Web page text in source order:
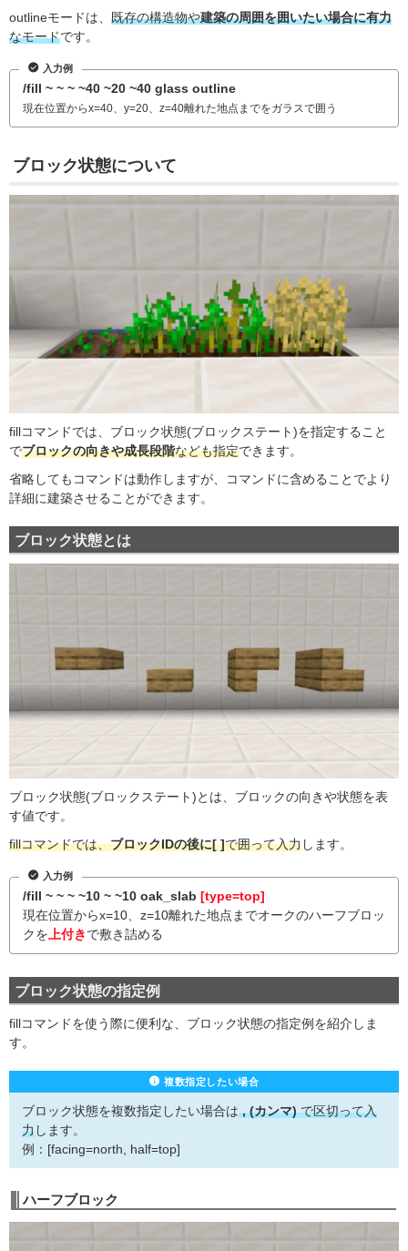
outlineモードは、 既存の構造物や建築の周囲を囲いたい場合に有力
なモードです。
入力例
/fill ~ ~ ~ ~40 ~20 ~40 glass outline
現在位置からx=40、y=20、z=40離れた地点までをガラスで囲う
ブロック状態について
fillコマンドでは、ブロック状態(ブロックステート)を指定すること
でブロックの向きや成長段階なども指定できます。
省略してもコマンドは動作しますが、コマンドに含めることでより
詳細に建築させることができます。
ブロック状態とは
ブロック状態(ブロックステート)とは、ブロックの向きや状態を表
す値です。
fillコマンドでは、ブロックIDの後に[ ]で囲って入力します。
入力例
/fill ~ ~ ~ ~10 ~ ~10 oak_slab [type=top]
現在位置からx=10、z=10離れた地点までオークのハーフブロッ
クを 上付きで敷き詰める
ブロック状態の指定例
fillコマンドを使う際に便利な、ブロック状態の指定例を紹介しま
す。
複数指定したい場合
ブロック状態を複数指定したい場合は , (カンマ)で区切って入
力します。
例：[facing=north, half=top]
ハーフブロック